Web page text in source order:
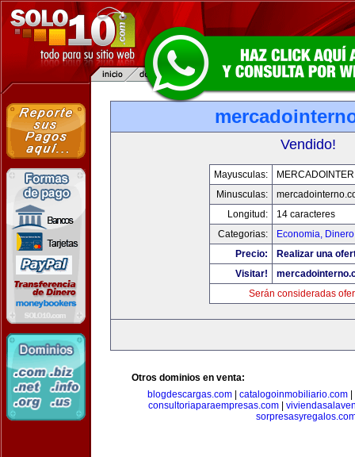
Vendido!
Mayusculas:
Minusculas:
Longitud:
14 caracteres
Categorias:
Economia,
Precio:
Realizar una
Visitar!
Serán consideradas
Otros dominios en venta:
blogdescargas.com| catalogoinmobiliario.com|
consultoriaparaempresas.com|